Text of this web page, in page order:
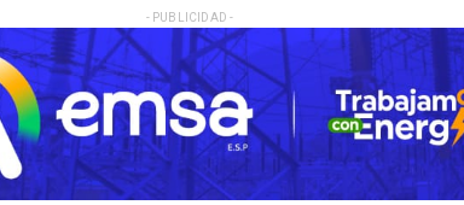
- PUBLICIDAD -